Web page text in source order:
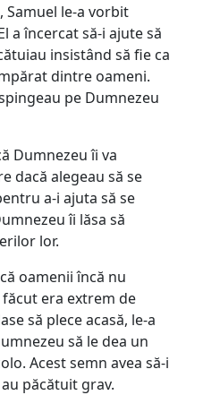
Samuel le-a vorbit
a încercat să-i ajute să
insistând să fie ca
dintre oameni.
pe Dumnezeu
Dumnezeu îi va
dacă alegeau să se
a-i ajuta să se
îi lăsa să
lor.
oamenii încă nu
era extrem de
să plece acasă, le-a
să le dea un
Acest semn avea să-i
păcătuit grav.